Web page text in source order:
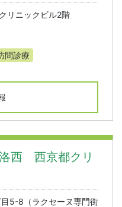
リニックビル2階
問診療
西 西京都クリ
5-8（ラクセーヌ専門街